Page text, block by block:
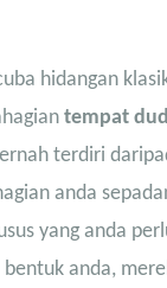
hidangan
tempat
terdiri
anda
yang anda
anda,